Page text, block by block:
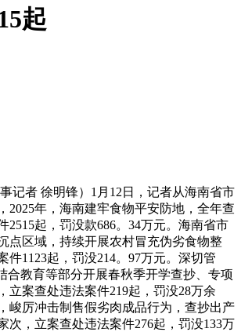
起
者 徐明锋）1月12日，记者从海南省市
2025年，海南建牢食物平安防地，全年查
2515起，罚没款686。34万元。海南省市
点区域，持续开展农村冒充伪劣食物整
件1123起，罚没214。97万元。深切管
合教育等部分开展春秋季开学查抄、专项
立案查处违法案件219起，罚没28万余
峻厉冲击制售假劣肉成品行为，查抄出产
次，立案查处违法案件276起，罚没133万